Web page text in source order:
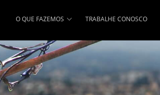
O QUE FAZEMOS TRABALHE CONOSCO